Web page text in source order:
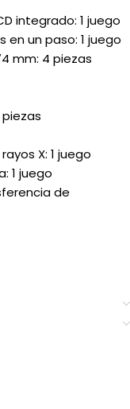
integrado: 1 juego
en un paso: 1 juego
mm: 4 piezas
X: 1 juego
1 juego
de